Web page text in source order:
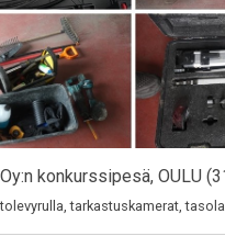
konkurssipesä, OULU
tarkastuskamerat,